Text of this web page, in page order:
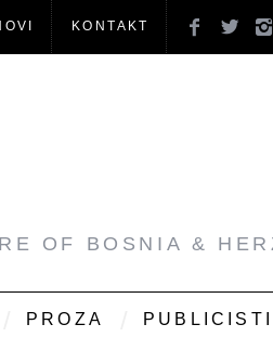
KONTAKT
OF BOSNIA &
PROZA